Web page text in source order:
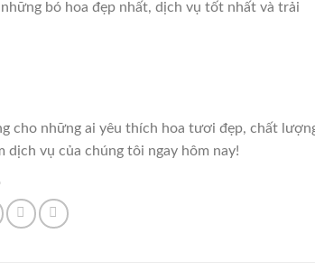
bó hoa đẹp nhất, dịch vụ tốt nhất và trải
cho những ai yêu thích hoa tươi đẹp, chất
dịch vụ của chúng tôi ngay hôm nay!